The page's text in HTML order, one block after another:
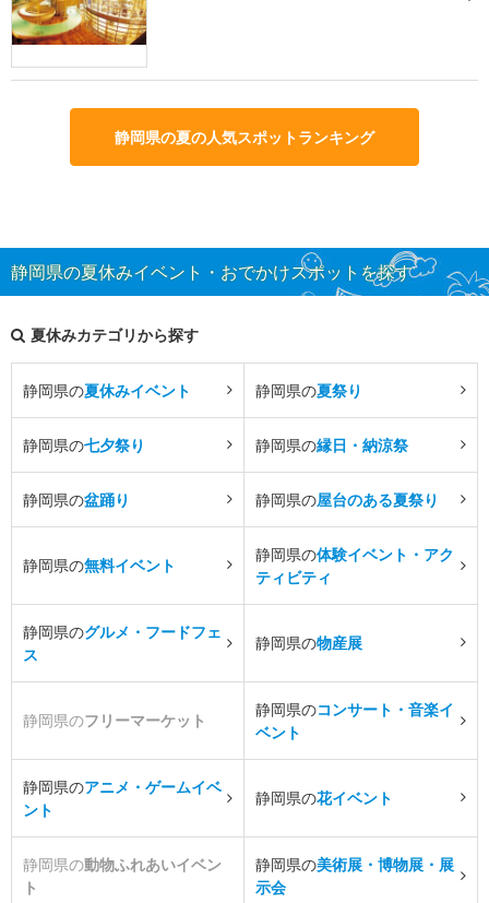
静岡県の夏の人気スポットランキング
静岡県の夏休みイベント・おでかけスポットを探す
夏休みカテゴリから探す
静岡県の夏休みイベント 静岡県の夏祭り
静岡県の七夕祭り 静岡県の縁日・納涼祭
静岡県の盆踊り 静岡県の屋台のある夏祭り
静岡県の無料イベント
静岡県の体験イベント・アク
ティビティ
静岡県のグルメ・フードフェ
ス
静岡県の物産展
静岡県のフリーマーケット
静岡県のコンサート・音楽イ
ベント
静岡県のアニメ・ゲームイベ
ント
静岡県の花イベント
静岡県の動物ふれあいイベン
ト
静岡県の美術展・博物展・展
示会